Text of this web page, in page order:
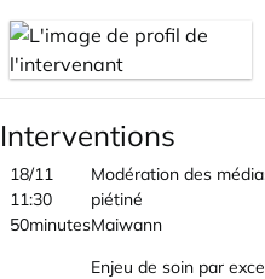
Interventions
18/11
11:30
50minutes
Modération des
piétiné
Maiwann
Enjeu de soin par